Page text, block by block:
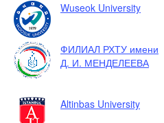
Wuseok University
ФИЛИАЛ РХТУ имени
Д. И. МЕНДЕЛЕЕВА
Altinbas University